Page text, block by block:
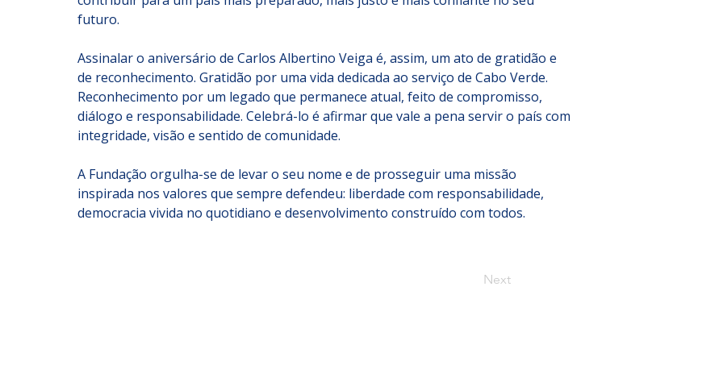
futuro.
Assinalar o aniversário de Carlos Albertino Veiga é, assim, um ato de gratidão e
de reconhecimento. Gratidão por uma vida dedicada ao serviço de Cabo Verde.
Reconhecimento por um legado que permanece atual, feito de compromisso,
diálogo e responsabilidade. Celebrá-lo é afirmar que vale a pena servir o país com
integridade, visão e sentido de comunidade.
A Fundação orgulha-se de levar o seu nome e de prosseguir uma missão
inspirada nos valores que sempre defendeu: liberdade com responsabilidade,
democracia vivida no quotidiano e desenvolvimento construído com todos.
Next